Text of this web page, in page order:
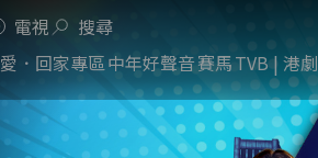
電視 搜尋
愛．回家專區中年好聲音賽馬TVB | 港劇